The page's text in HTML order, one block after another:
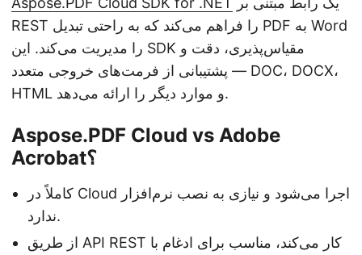
REST را فراهم می‌کند که به راحتی تبدیل PDF به Word
را مدیریت می‌کند. این SDK مقیاس‌پذیری، دقت و
پشتیبانی از فرمت‌های خروجی متعدد — DOC، DOCX،
HTML و موارد دیگر را ارائه می‌دهد.
Aspose.PDF Cloud vs Adobe
Acrobat؟
کاملاً در Cloud اجرا می‌شود و نیازی به نصب نرم‌افزار
ندارد.
از طریق API REST کار می‌کند، مناسب برای ادغام با